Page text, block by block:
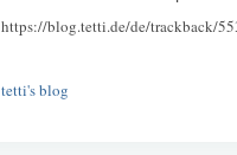
https://blog.tetti.de/de/trackback/
tetti's blog